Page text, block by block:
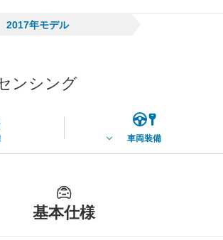
2017年モデル
ンシング
車両装備
基本仕様